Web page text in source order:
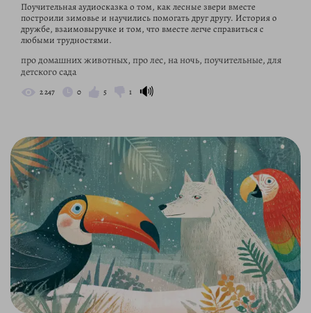
Поучительная аудиосказка о том, как лесные звери вместе
построили зимовье и научились помогать друг другу. История о
дружбе, взаимовыручке и том, что вместе легче справиться с
любыми трудностями.
про домашних животных, про лес, на ночь, поучительные, для
детского сада
2 247 0 5 1 🔊